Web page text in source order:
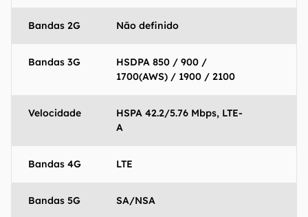
Bandas 2G Não definido
Bandas 3G
HSDPA 850 / 900 /
1700(AWS) / 1900 / 2100
Velocidade
HSPA 42.2/5.76 Mbps, LTE-
A
Bandas 4G LTE
Bandas 5G SA/NSA